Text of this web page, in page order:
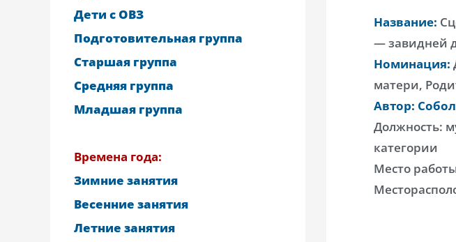
Дети с ОВЗ
Подготовительная группа
Старшая группа
Средняя группа
Младшая группа
Времена года:
Зимние занятия
Весенние занятия
Летние занятия
Название:
— завидней
Номинация:
матери,
Автор:
Должность:
категории
Место